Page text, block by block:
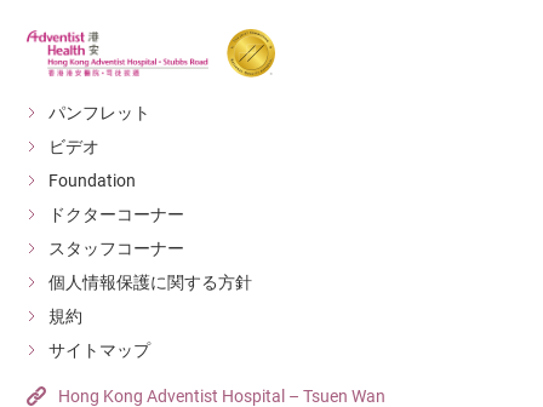
パンフレット
ビデオ
Foundation
ドクターコーナー
スタッフコーナー
個人情報保護に関する方針
規約
サイトマップ
Hong Kong Adventist Hospital – Tsuen Wan